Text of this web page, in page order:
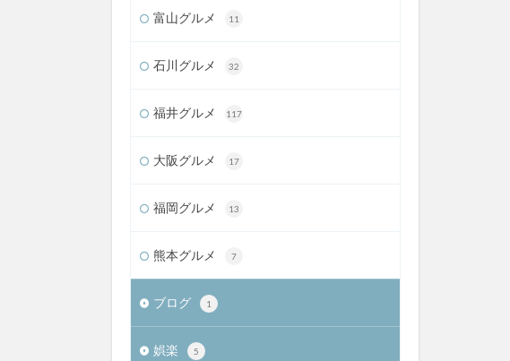
富山グルメ 11
石川グルメ 32
福井グルメ 117
大阪グルメ 17
福岡グルメ 13
熊本グルメ 7
ブログ 1
娯楽 5